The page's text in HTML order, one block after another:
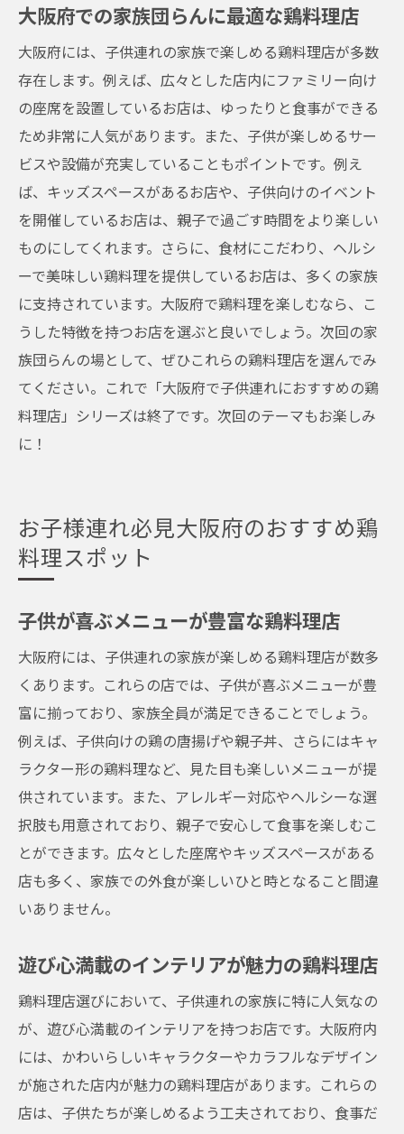
大阪府での家族団らんに最適な鶏料理店
大阪府には、子供連れの家族で楽しめる鶏料理店が多数
存在します。例えば、広々とした店内にファミリー向け
の座席を設置しているお店は、ゆったりと食事ができる
ため非常に人気があります。また、子供が楽しめるサー
ビスや設備が充実していることもポイントです。例え
ば、キッズスペースがあるお店や、子供向けのイベント
を開催しているお店は、親子で過ごす時間をより楽しい
ものにしてくれます。さらに、食材にこだわり、ヘルシ
ーで美味しい鶏料理を提供しているお店は、多くの家族
に支持されています。大阪府で鶏料理を楽しむなら、こ
うした特徴を持つお店を選ぶと良いでしょう。次回の家
族団らんの場として、ぜひこれらの鶏料理店を選んでみ
てください。これで「大阪府で子供連れにおすすめの鶏
料理店」シリーズは終了です。次回のテーマもお楽しみ
に！
お子様連れ必見大阪府のおすすめ鶏
料理スポット
子供が喜ぶメニューが豊富な鶏料理店
大阪府には、子供連れの家族が楽しめる鶏料理店が数多
くあります。これらの店では、子供が喜ぶメニューが豊
富に揃っており、家族全員が満足できることでしょう。
例えば、子供向けの鶏の唐揚げや親子丼、さらにはキャ
ラクター形の鶏料理など、見た目も楽しいメニューが提
供されています。また、アレルギー対応やヘルシーな選
択肢も用意されており、親子で安心して食事を楽しむこ
とができます。広々とした座席やキッズスペースがある
店も多く、家族での外食が楽しいひと時となること間違
いありません。
遊び心満載のインテリアが魅力の鶏料理店
鶏料理店選びにおいて、子供連れの家族に特に人気なの
が、遊び心満載のインテリアを持つお店です。大阪府内
には、かわいらしいキャラクターやカラフルなデザイン
が施された店内が魅力の鶏料理店があります。これらの
店は、子供たちが楽しめるよう工夫されており、食事だ